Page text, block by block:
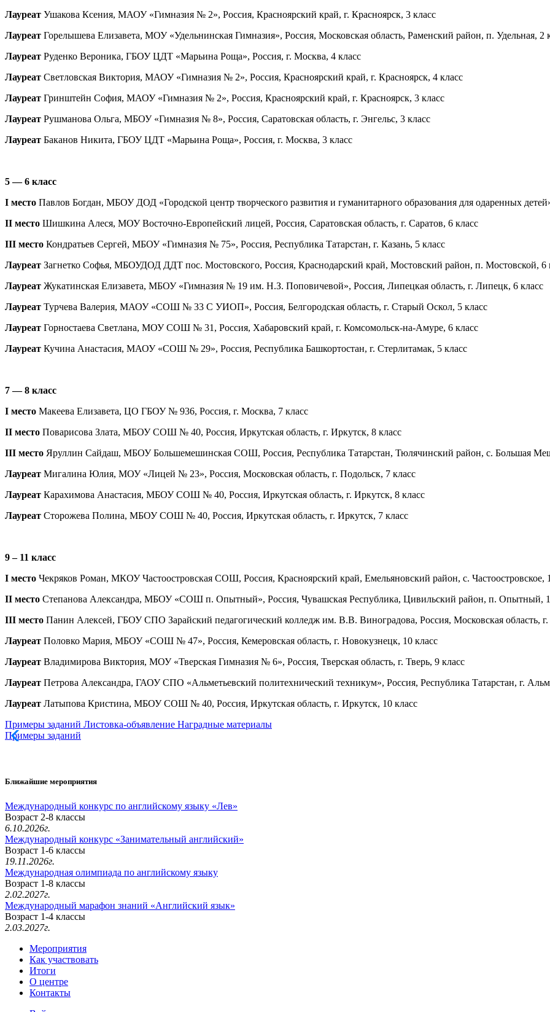
Лауреат Ушакова Ксения, МАОУ «Гимназия № 2», Россия, Красноярский край, г. Красноярск, 3 класс
Лауреат Горелышева Елизавета, МОУ «Удельнинская Гимназия», Россия, Московская область, Раменский район, п. Удельная, 2
Лауреат Руденко Вероника, ГБОУ ЦДТ «Марьина Роща», Россия, г. Москва, 4 класс
Лауреат Светловская Виктория, МАОУ «Гимназия № 2», Россия, Красноярский край, г. Красноярск, 4 класс
Лауреат Гринштейн София, МАОУ «Гимназия № 2», Россия, Красноярский край, г. Красноярск, 3 класс
Лауреат Рушманова Ольга, МБОУ «Гимназия № 8», Россия, Саратовская область, г. Энгельс, 3 класс
Лауреат Баканов Никита, ГБОУ ЦДТ «Марьина Роща», Россия, г. Москва, 3 класс
5 — 6 класс
I место Павлов Богдан, МБОУ ДОД «Городской центр творческого развития и гуманитарного образования для одаренных
II место Шишкина Алеся, МОУ Восточно-Европейский лицей, Россия, Саратовская область, г. Саратов, 6 класс
III место Кондратьев Сергей, МБОУ «Гимназия № 75», Россия, Республика Татарстан, г. Казань, 5 класс
Лауреат Загнетко Софья, МБОУДОД ДДТ пос. Мостовского, Россия, Краснодарский край, Мостовский район, п. Мостовской, 6
Лауреат Жукатинская Елизавета, МБОУ «Гимназия № 19 им. Н.З. Поповичевой», Россия, Липецкая область, г. Липецк, 6 класс
Лауреат Турчева Валерия, МАОУ «СОШ № 33 С УИОП», Россия, Белгородская область, г. Старый Оскол, 5 класс
Лауреат Горностаева Светлана, МОУ СОШ № 31, Россия, Хабаровский край, г. Комсомольск-на-Амуре, 6 класс
Лауреат Кучина Анастасия, МАОУ «СОШ № 29», Россия, Республика Башкортостан, г. Стерлитамак, 5 класс
7 — 8 класс
I место Макеева Елизавета, ЦО ГБОУ № 936, Россия, г. Москва, 7 класс
II место Поварисова Злата, МБОУ СОШ № 40, Россия, Иркутская область, г. Иркутск, 8 класс
III место Яруллин Сайдаш, МБОУ Большемешинская СОШ, Россия, Республика Татарстан, Тюлячинский район, с. Большая
Лауреат Мигалина Юлия, МОУ «Лицей № 23», Россия, Московская область, г. Подольск, 7 класс
Лауреат Карахимова Анастасия, МБОУ СОШ № 40, Россия, Иркутская область, г. Иркутск, 8 класс
Лауреат Сторожева Полина, МБОУ СОШ № 40, Россия, Иркутская область, г. Иркутск, 7 класс
9 – 11 класс
I место Чекряков Роман, МКОУ Частоостровская СОШ, Россия, Красноярский край, Емельяновский район, с. Частоостровское,
II место Степанова Александра, МБОУ «СОШ п. Опытный», Россия, Чувашская Республика, Цивильский район, п. Опытный,
III место Панин Алексей, ГБОУ СПО Зарайский педагогический колледж им. В.В. Виноградова, Россия, Московская область, г.
Лауреат Половко Мария, МБОУ «СОШ № 47», Россия, Кемеровская область, г. Новокузнецк, 10 класс
Лауреат Владимирова Виктория, МОУ «Тверская Гимназия № 6», Россия, Тверская область, г. Тверь, 9 класс
Лауреат Петрова Александра, ГАОУ СПО «Альметьевский политехнический техникум», Россия, Республика Татарстан, г.
Лауреат Латыпова Кристина, МБОУ СОШ № 40, Россия, Иркутская область, г. Иркутск, 10 класс
Примеры заданий Листовка-объявление Наградные материалы
Примеры заданий
Ближайшие мероприятия
Международный конкурс по английскому языку «Лев»
Возраст 2-8 классы
6.10.2026г.
Международный конкурс «Занимательный английский»
Возраст 1-6 классы
19.11.2026г.
Международная олимпиада по английскому языку
Возраст 1-8 классы
2.02.2027г.
Международный марафон знаний «Английский язык»
Возраст 1-4 классы
2.03.2027г.
Мероприятия
Как участвовать
Итоги
О центре
Контакты